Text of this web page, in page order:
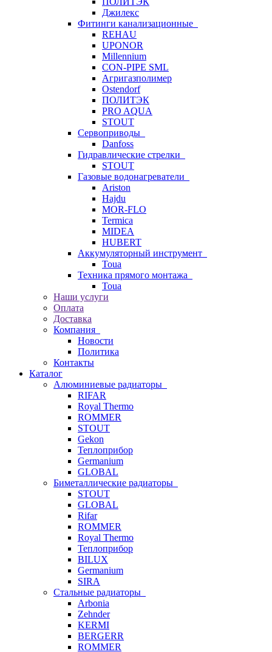
Джилекс
Фитинги канализационные
REHAU
UPONOR
Millennium
CON-PIPE SML
Агригазполимер
Ostendorf
ПОЛИТЭК
PRO AQUA
STOUT
Сервоприводы
Danfoss
Гидравлические стрелки
STOUT
Газовые водонагреватели
Ariston
Hajdu
MOR-FLO
Termica
MIDEA
HUBERT
Аккумуляторный инструмент
Toua
Техника прямого монтажа
Toua
Наши услуги
Оплата
Доставка
Компания
Новости
Политика
Контакты
Каталог
Алюминиевые радиаторы
RIFAR
Royal Thermo
ROMMER
STOUT
Gekon
Теплоприбор
Germanium
GLOBAL
Биметаллические радиаторы
STOUT
GLOBAL
Rifar
ROMMER
Royal Thermo
Теплоприбор
BILUX
Germanium
SIRA
Стальные радиаторы
Arbonia
Zehnder
KERMI
BERGERR
ROMMER